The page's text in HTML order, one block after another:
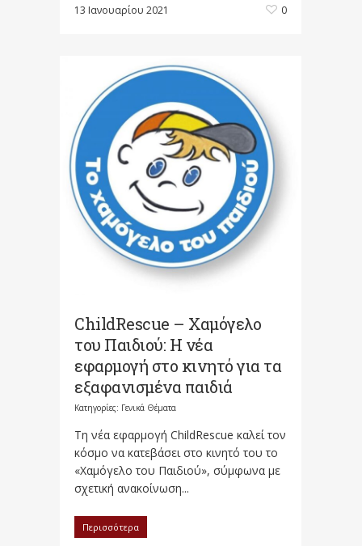
13 Ιανουαρίου 2021 0
ChildRescue – Χαμόγελο
του Παιδιού: Η νέα
εφαρμογή στο κινητό για τα
εξαφανισμένα παιδιά
Κατηγορίες: Γενικά Θέματα
Τη νέα εφαρμογή ChildRescue καλεί τον
κόσμο να κατεβάσει στο κινητό του το
«Χαμόγελο του Παιδιού», σύμφωνα με
σχετική ανακοίνωση...
Περισσότερα